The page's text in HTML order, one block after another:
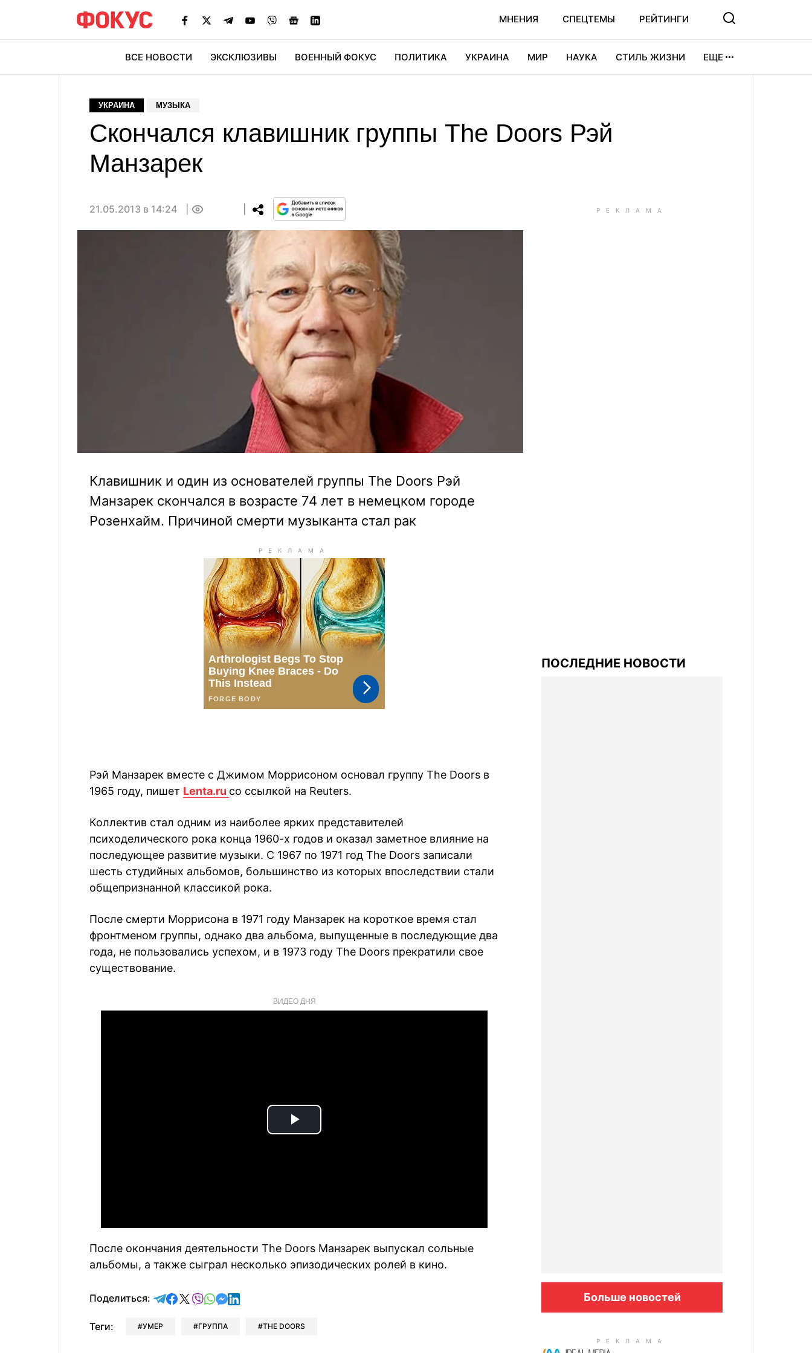
МНЕНИЯ СПЕЦТЕМЫ РЕЙТИНГИ
ВСЕ НОВОСТИ ЭКСКЛЮЗИВЫ ВОЕННЫЙ ФОКУС ПОЛИТИКА УКРАИНА МИР НАУКА СТИЛЬ ЖИЗНИ ЕЩЕ
УКРАИНА МУЗЫКА
Скончался клавишник группы The Doors Рэй
Манзарек
21.05.2013 в 14:24
Клавишник и один из основателей группы The Doors Рэй
Манзарек скончался в возрасте 74 лет в немецком городе
Розенхайм. Причиной смерти музыканта стал рак
Рэй Манзарек вместе с Джимом Моррисоном основал группу The Doors в
1965 году, пишет Lenta.ru со ссылкой на Reuters.
Коллектив стал одним из наиболее ярких представителей
психоделического рока конца 1960-х годов и оказал заметное влияние на
последующее развитие музыки. С 1967 по 1971 год The Doors записали
шесть студийных альбомов, большинство из которых впоследствии стали
общепризнанной классикой рока.
После смерти Моррисона в 1971 году Манзарек на короткое время стал
фронтменом группы, однако два альбома, выпущенные в последующие два
года, не пользовались успехом, и в 1973 году The Doors прекратили свое
существование.
ВИДЕО ДНЯ
Play
После окончания деятельности The Doors Манзарек выпускал сольные
альбомы, а также сыграл несколько эпизодических ролей в кино.
Поделиться: отправить в Telegram
поделиться в Facebook
поделиться в X
отправить в Viber
отправить в Whatsapp
отправить в Messenger
отправить в LinkedIn
Теги: УМЕР ГРУППА THE DOORS
ПОСЛЕДНИЕ НОВОСТИ
Больше новостей